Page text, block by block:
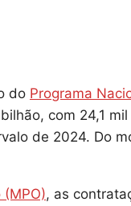
do Programa
com 24,1
de 2024. Do
, as